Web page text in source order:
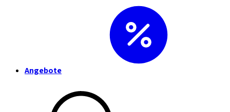
Angebote